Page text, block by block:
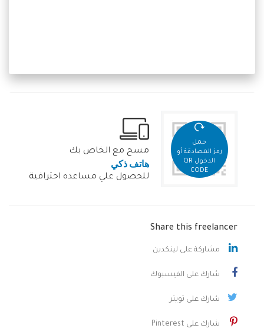
حمل
رمز المصادقة أو
الدخول QR
CODE
مسح مع الخاص بك
هاتف ذكي
للحصول علي مساعده احترافية
Share this freelancer
مشاركة على لينكدين
شارك على الفيسبوك
شارك على تويتر
شارك على Pinterest